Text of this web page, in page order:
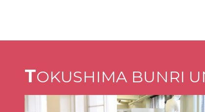
TOKUSHIMA BUNRI